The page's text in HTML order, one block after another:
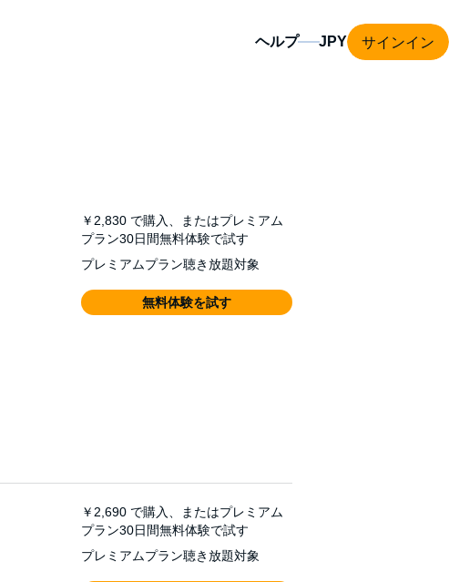
ヘルプ サインイン
￥2,830 で購入、またはプレミアム
プラン30日間無料体験で試す
プレミアムプラン聴き放題対象
無料体験を試す
￥2,690 で購入、またはプレミアム
プラン30日間無料体験で試す
プレミアムプラン聴き放題対象